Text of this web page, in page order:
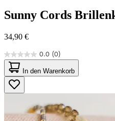
Sunny Cords
34,90 €
0.0 (0)
0.0
von
5
Sternen.
In den Warenkorb